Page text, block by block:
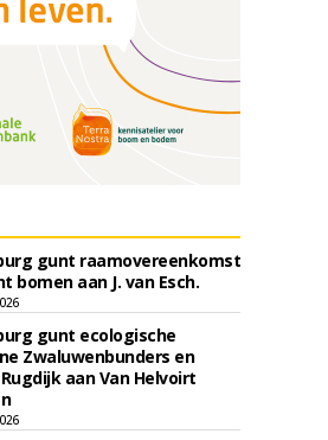
gunt raamovereenkomst
bomen aan J. van Esch.
gunt ecologische
Zwaluwenbunders en
aan Van Helvoirt